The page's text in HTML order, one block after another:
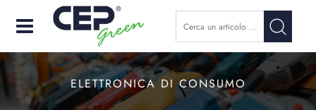
Open
ELETTRONICA DI CONSUMO